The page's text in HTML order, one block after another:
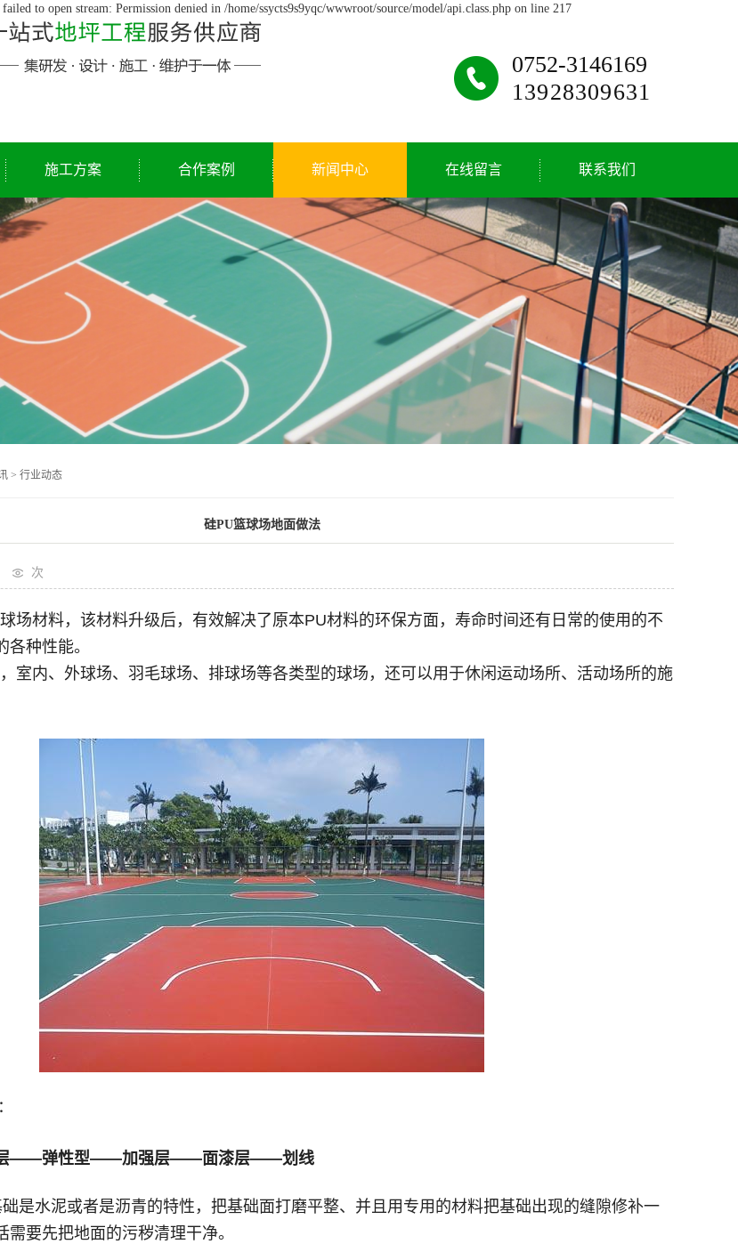
to open stream: Permission denied in /home/ssycts9s9yqc/wwwroot/source/model/api.class.php on line 217
0752-3146169
13928309631
施工方案 合作案例 新闻中心
公司新闻
行业动态
在线留言 联系我们
联系
> 行业动态
硅PU篮球场地面做法
次
场材料，该材料升级后，有效解决了原本PU材料的环保方面，寿命时间还有日常的使用的不
种性能。
，室内、外球场、羽毛球场、排球场等各类型的球场，还可以用于休闲运动场所、活动场所的施
：
——弹性型——加强层——面漆层——划线
础是水泥或者是沥青的特性，把基础面打磨平整、并且用专用的材料把基础出现的缝隙修补一
需要先把地面的污秽清理干净。